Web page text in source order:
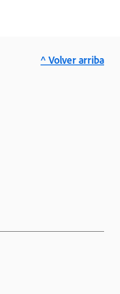
^ Volver arriba